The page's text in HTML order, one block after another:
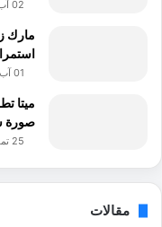
02 آب 2026
01 آب 2026
ميتا
صورة
25 تموز 2026
مقالات